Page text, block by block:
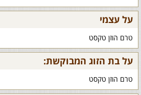
על עצמי
טרם הוזן טקסט
על בת הזוג המבוקשת:
טרם הוזן טקסט